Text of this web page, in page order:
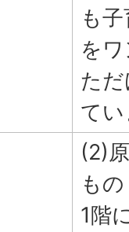
も
を
た
て
(2)
もの
1階